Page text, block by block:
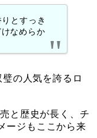
とすっき
なめらか
の人気を誇るロ
と歴史が長く、チ
ージもここから来